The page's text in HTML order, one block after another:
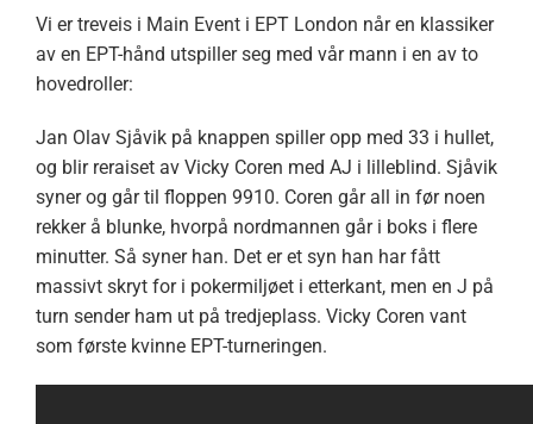
Vi er treveis i Main Event i EPT London når en klassiker
av en EPT-hånd utspiller seg med vår mann i en av to
hovedroller:
Jan Olav Sjåvik på knappen spiller opp med 33 i hullet,
og blir reraiset av Vicky Coren med AJ i lilleblind. Sjåvik
syner og går til floppen 9910. Coren går all in før noen
rekker å blunke, hvorpå nordmannen går i boks i flere
minutter. Så syner han. Det er et syn han har fått
massivt skryt for i pokermiljøet i etterkant, men en J på
turn sender ham ut på tredjeplass. Vicky Coren vant
som første kvinne EPT-turneringen.